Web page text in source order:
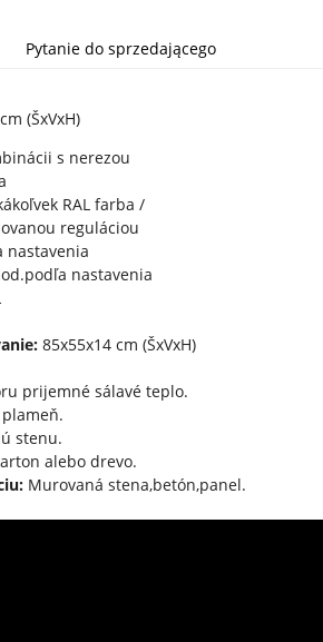
Pytanie do sprzedającego
(ŠxVxH)
s nerezou
RAL farba /
reguláciou
nastavenia
nastavenia
85x55x14 cm (ŠxVxH)
prijemné sálavé teplo.
stenu.
alebo drevo.
Murovaná stena,betón,panel.